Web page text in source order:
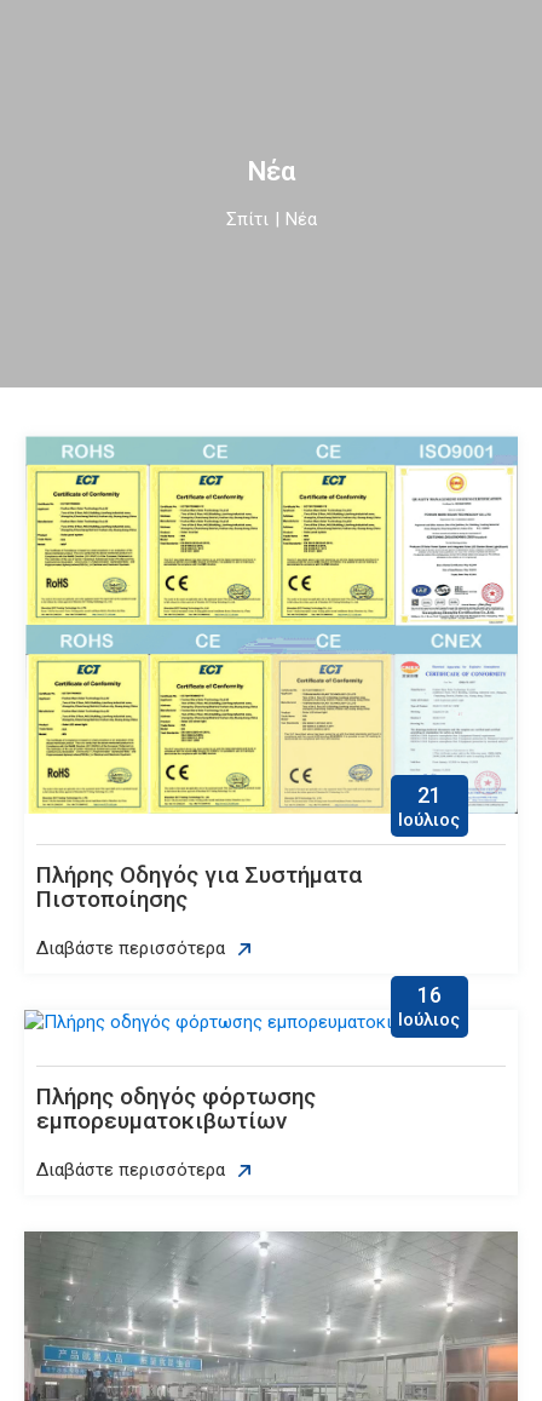
Νέα
Σπίτι | Νέα
21
Ιούλιος
Πλήρης Οδηγός για Συστήματα
Πιστοποίησης
Διαβάστε περισσότερα
16
Ιούλιος
Πλήρης οδηγός φόρτωσης
εμπορευματοκιβωτίων
Διαβάστε περισσότερα